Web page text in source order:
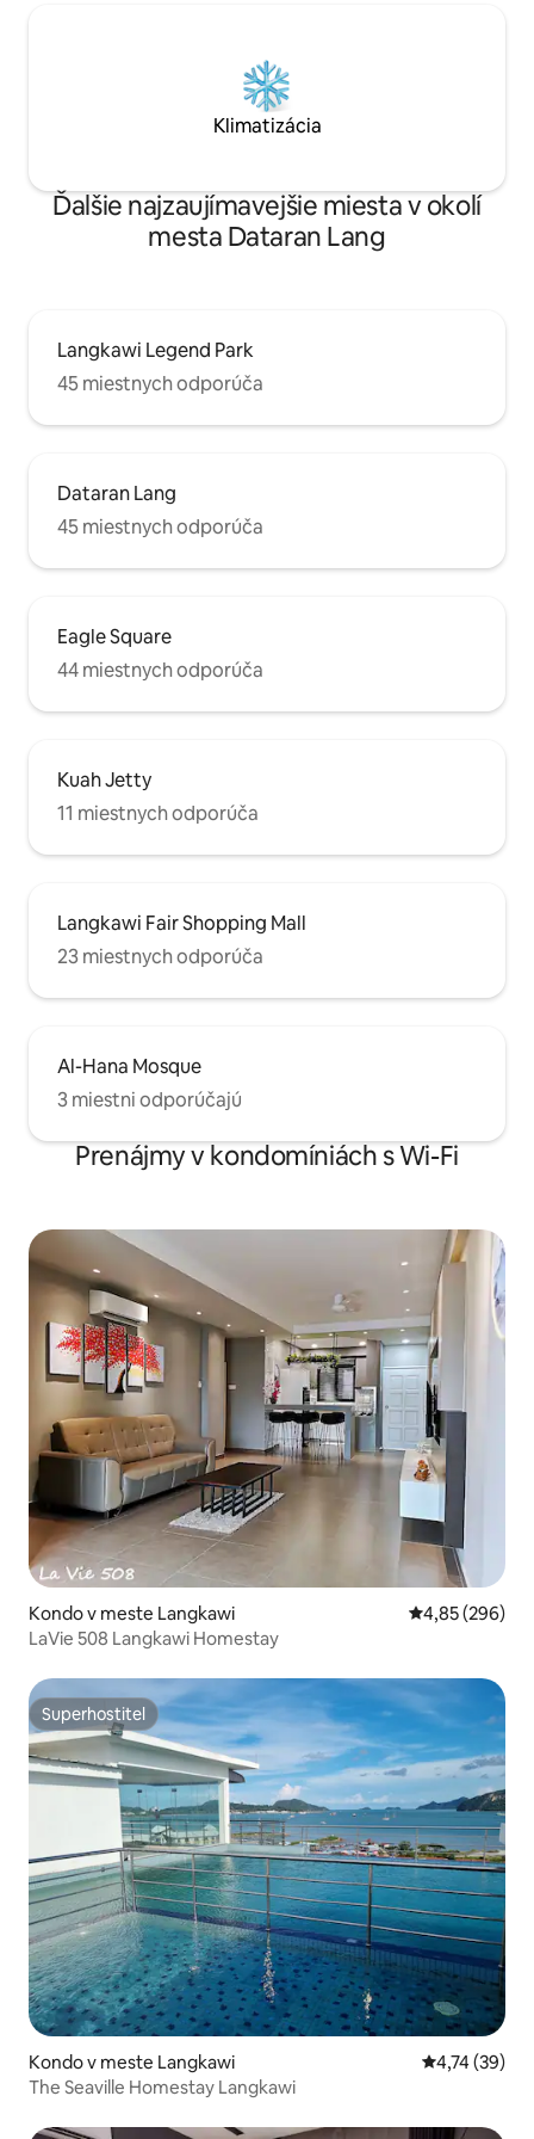
Klimatizácia
Ďalšie najzaujímavejšie miesta v okolí
mesta Dataran Lang
Langkawi Legend Park
45 miestnych odporúča
Dataran Lang
45 miestnych odporúča
Eagle Square
44 miestnych odporúča
Kuah Jetty
11 miestnych odporúča
Langkawi Fair Shopping Mall
23 miestnych odporúča
Al-Hana Mosque
3 miestni odporúčajú
Prenájmy v kondomíniách s Wi-Fi
Kondo v meste Langkawi Priemerné
4,85 (296)
LaVie 508 Langkawi Homestay
Superhostiteľ
Superhostiteľ
Kondo v meste Langkawi Priemerné
4,74 (39)
The Seaville Homestay Langkawi